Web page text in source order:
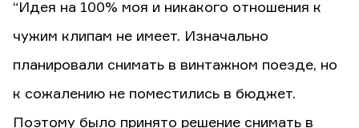
“Идея на 100% моя и никакого отношения к
чужим клипам не имеет. Изначально
планировали снимать в винтажном поезде, но
к сожалению не поместились в бюджет.
Поэтому было принято решение снимать в